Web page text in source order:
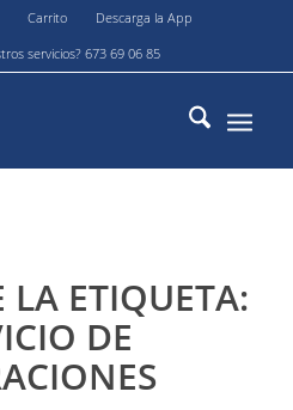
Carrito
Descarga la App
servicios? 673 69 06 85
LA ETIQUETA:
DE